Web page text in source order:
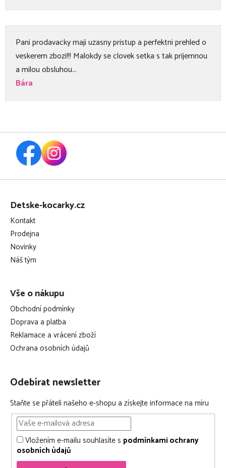
Pani prodavacky maji uzasny pristup a perfektni prehled o
veskerem zbozi!!! Malokdy se clovek setka s tak prijemnou
a milou obsluhou...
Bára
Z
Detske-kocarky.cz
Kontakt
Prodejna
Novinky
Náš tým
Vše o nákupu
Obchodní podmínky
Doprava a platba
Reklamace a vrácení zboží
Ochrana osobních údajů
Odebírat newsletter
Staňte se přáteli našeho e-shopu a získejte informace na míru
Vložením e-mailu souhlasíte s podmínkami ochrany
osobních údajů